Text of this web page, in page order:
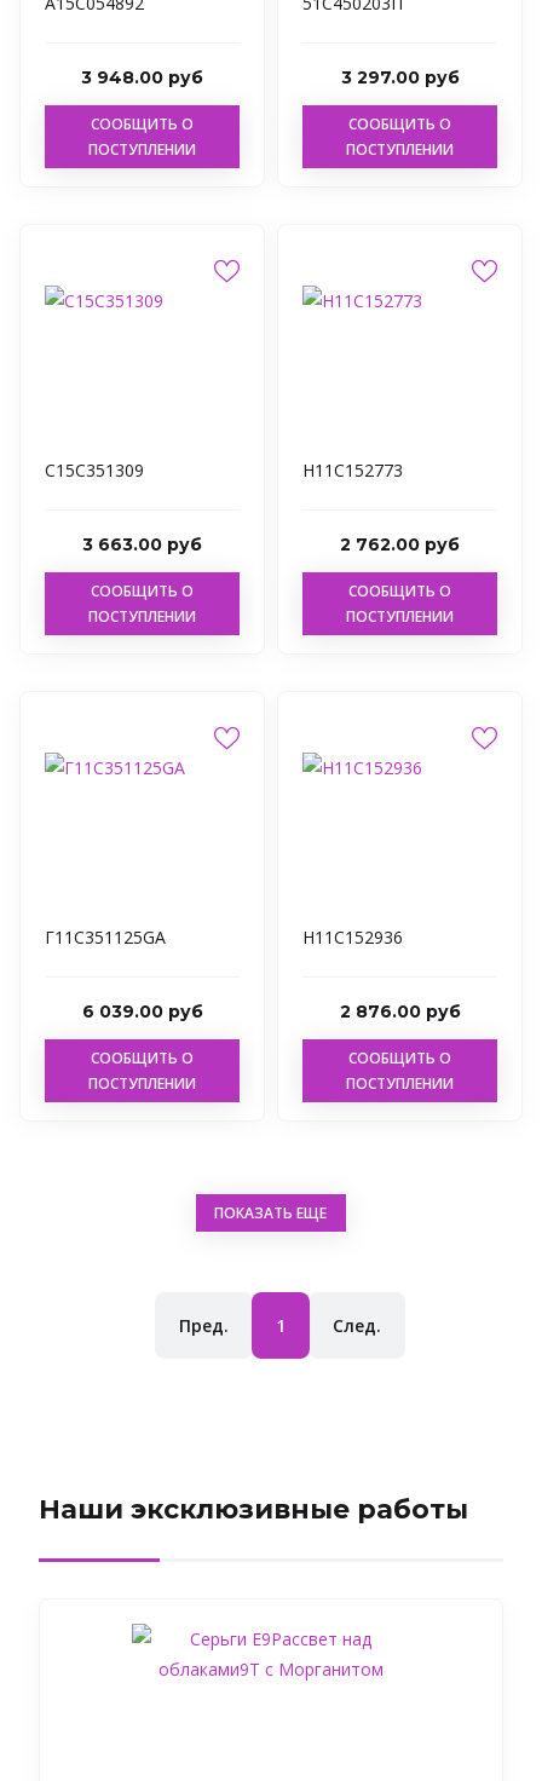
3 948.00 руб
СООБЩИТЬ О
ПОСТУПЛЕНИИ
3 297.00 руб
СООБЩИТЬ О
ПОСТУПЛЕНИИ
С15С351309
3 663.00 руб
СООБЩИТЬ О
ПОСТУПЛЕНИИ
Н11С152773
2 762.00 руб
СООБЩИТЬ О
ПОСТУПЛЕНИИ
Г11С351125GA
6 039.00 руб
СООБЩИТЬ О
ПОСТУПЛЕНИИ
Н11С152936
2 876.00 руб
СООБЩИТЬ О
ПОСТУПЛЕНИИ
ПОКАЗАТЬ ЕЩЕ
Пред. 1 текущая
След.
Наши эксклюзивные работы